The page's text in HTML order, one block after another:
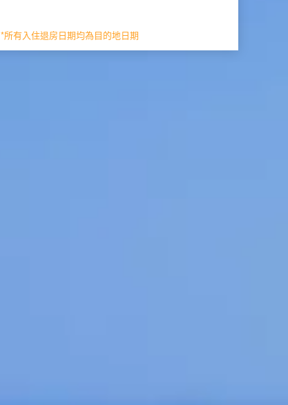
*所有入住退房日期均為目的地日期